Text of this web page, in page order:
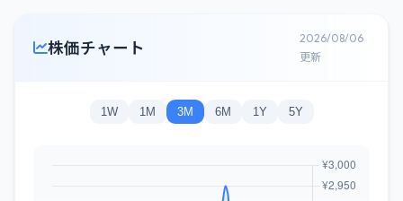
株価チャート
2026/08/06
更新
1W 1M 3M 6M 1Y 5Y